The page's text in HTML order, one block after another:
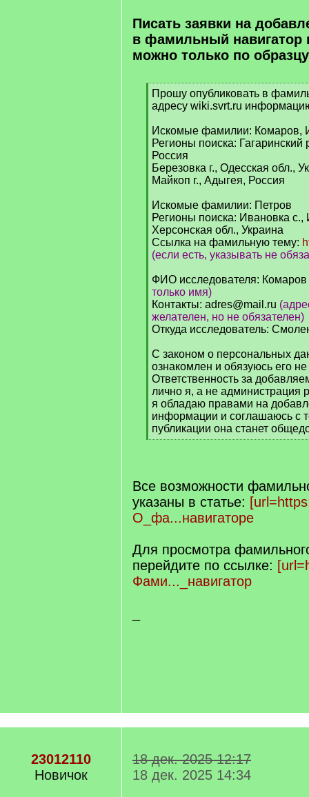
Писать заявки на
в фамильный навигатор
можно только по
[
q
Прошу опубликовать в
адресу wiki.svrt.ru
Искомые фамилии: Комаров,
Регионы поиска:
Россия
Березовка г., Одесская обл.,
Майкоп г., Адыгея, Россия
Искомые фамилии: Петров
Регионы поиска: Ивановка с.,
Херсонская обл., Украина
Ссылка на фамильную тему:
(если есть, указывать не
ФИО исследователя:
только имя)
Контакты: adres@mail.ru
желателен, но не обязателен)
Откуда исследователь:
С законом о персональных
ознакомлен и обязуюсь его
Ответственность за
лично я, а не администрация
я обладаю правами на
информации и соглашаюсь с
публикации она станет
[
Все возможности
указаны в статье:
О_фа...навигаторе
Для просмотра
перейдите по ссылке:
Фами..._навигатор
23012110
Новичок
18 дек. 2025 12:17
18 дек. 2025 14:34